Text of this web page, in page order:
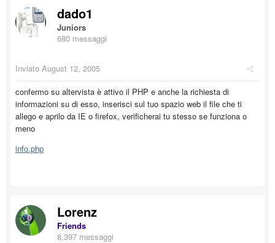
dado1
Juniors
680 messaggi
Inviato August 12, 2005
confermo su altervista è attivo il PHP e anche la richiesta di
informazioni su di esso, inserisci sul tuo spazio web il file che ti
allego e aprilo da IE o firefox, verificherai tu stesso se funziona o
meno
info.php
Lorenz
Friends
8,397 messaggi